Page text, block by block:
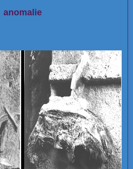
anomalie